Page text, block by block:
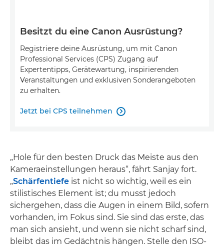
Besitzt du eine Canon Ausrüstung?
Registriere deine Ausrüstung, um mit Canon
Professional Services (CPS) Zugang auf
Expertentipps, Gerätewartung, inspirierenden
Veranstaltungen und exklusiven Sonderangeboten
zu erhalten.
Jetzt bei CPS teilnehmen 
„Hole für den besten Druck das Meiste aus den
Kameraeinstellungen heraus“, fährt Sanjay fort.
„Schärfentiefe ist nicht so wichtig, weil es ein
stilistisches Element ist; du musst jedoch
sichergehen, dass die Augen in einem Bild, sofern
vorhanden, im Fokus sind. Sie sind das erste, das
man sich ansieht, und wenn sie nicht scharf sind,
bleibt das im Gedächtnis hängen. Stelle den ISO-